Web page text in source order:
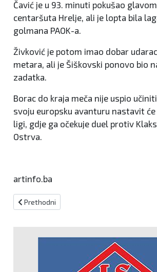
Čavić je u 93. minuti pokušao
centaršuta Hrelje, ali je lopta bila
golmana PAOK-a.
Živković je potom imao dobar
metara, ali je Šiškovski ponovo bio
zadatka.
Borac do kraja meča nije uspio
svoju europsku avanturu nastavit će
ligi, gdje ga očekuje duel protiv
Ostrva.
artinfo.ba
Prethodni članak: Večeras počinje 17.
Prethodni